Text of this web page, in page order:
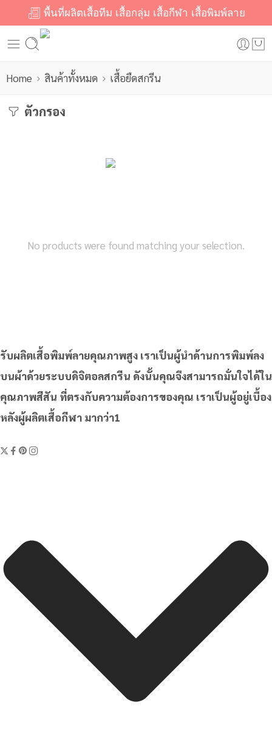
พื้นที่ผลิตเสื้อทีม เสื้อกลุ่ม เสื้อกีฬา เสื้อพิมพ์ลาย
Home สินค้าทั้งหมด เสื้อยืดสกรีน
ตัวกรอง
No products were found matching your selection.
รับผลิตเสื้อพิมพ์ลายคุณภาพสูง เราเป็นผู้นำด้านการพิมพ์ลง
บนผ้าด้วยระบบดิจิตอลสกรีน ดังนั้นคุณจึงสามารถมั่นใจได้ใน
คุณภาพสีสัน ที่ตรงกับความต้องการของคุณ เราเป็นผู้อยู่เบื้อง
หลังผู้ผลิตเสื้อกีฬา มากว่า1